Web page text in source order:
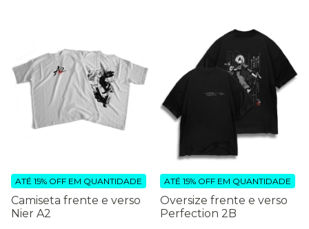
Camiseta frente e verso
Nier A2
ATÉ 15% OFF EM QUANTIDADE
Oversize frente e verso
Perfection 2B
ATÉ 15% OFF EM QUANTIDADE